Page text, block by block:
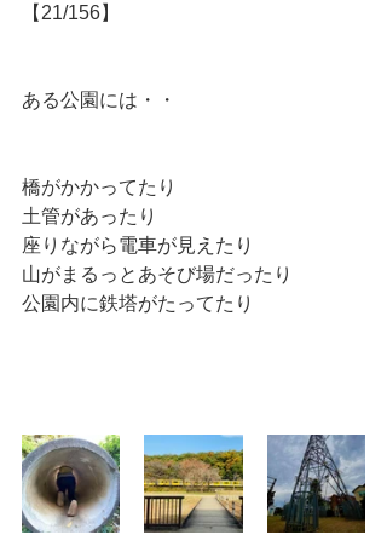
【21/156】
ある公園には・・
橋がかかってたり
土管があったり
座りながら電車が見えたり
山がまるっとあそび場だったり
公園内に鉄塔がたってたり